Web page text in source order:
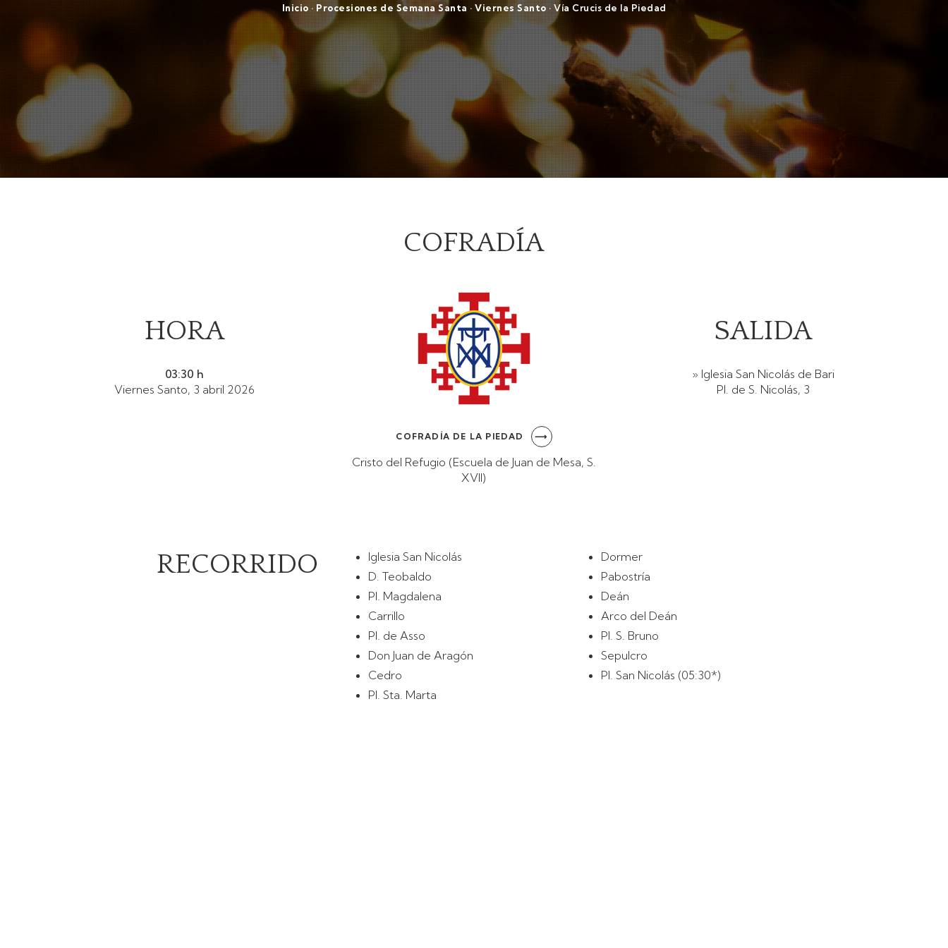
Inicio·Procesiones de Semana Santa · Viernes Santo·Vía Crucis de la Piedad
HORA
03:30 h
Viernes Santo, 3 abril 2026
COFRADÍA
COFRADÍA DE LA PIEDAD
Cristo del Refugio (Escuela de Juan de Mesa, S.
XVII)
SALIDA
» Iglesia San Nicolás de Bari
Pl. de S. Nicolás, 3
RECORRIDO
Iglesia San Nicolás
D. Teobaldo
Pl. Magdalena
Carrillo
Pl. de Asso
Don Juan de Aragón
Cedro
Pl. Sta. Marta
Dormer
Pabostría
Deán
Arco del Deán
Pl. S. Bruno
Sepulcro
Pl. San Nicolás (05:30*)